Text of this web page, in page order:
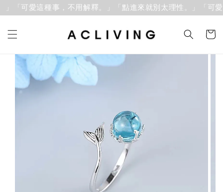
「可愛這種事，不用解釋。」 「點進來就別太理性。」「可愛